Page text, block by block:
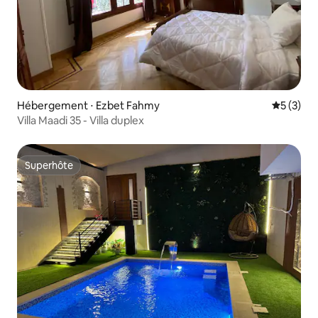
Hébergement ⋅ Ezbet Fahmy
5 (3)
Villa Maadi 35 - Villa duplex
Superhôte
Superhôte